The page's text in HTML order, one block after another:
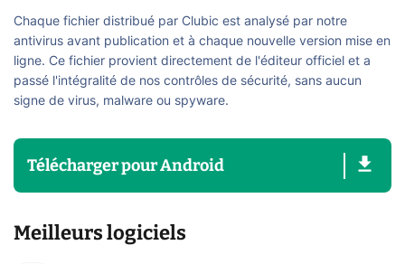
Chaque fichier distribué par Clubic est analysé par notre
antivirus avant publication et à chaque nouvelle version mise en
ligne. Ce fichier provient directement de l'éditeur officiel et a
passé l'intégralité de nos contrôles de sécurité, sans aucun
signe de virus, malware ou spyware.
TéléchargerpourAndroid
Meilleurs logiciels